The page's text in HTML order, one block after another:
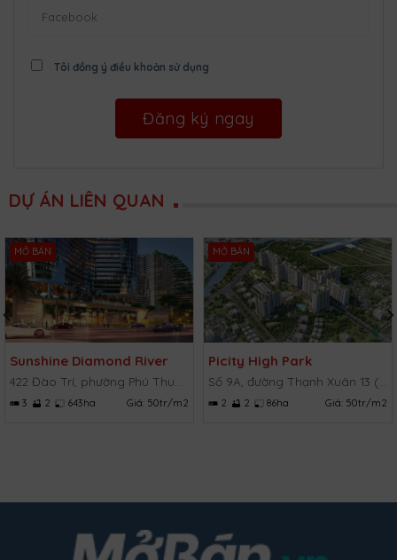
Tôi đồng ý điều khoản sử dụng
DỰ ÁN LIÊN QUAN
MỞ BÁN
Sunshine Diamond River
3 2 643ha Giá: 50tr/m2
MỞ BÁN
Picity High Park
2 2 86ha Giá: 50tr/m2